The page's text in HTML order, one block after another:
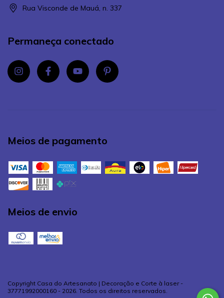
Rua Visconde de Mauá, n. 337
Permaneça conectado
Meios de pagamento
Meios de envio
Copyright Casa do Artesanato | Decoração e Corte à laser -
37771992000160 - 2026. Todos os direitos reservados.